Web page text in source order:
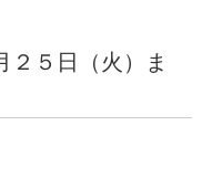
５日（火）ま